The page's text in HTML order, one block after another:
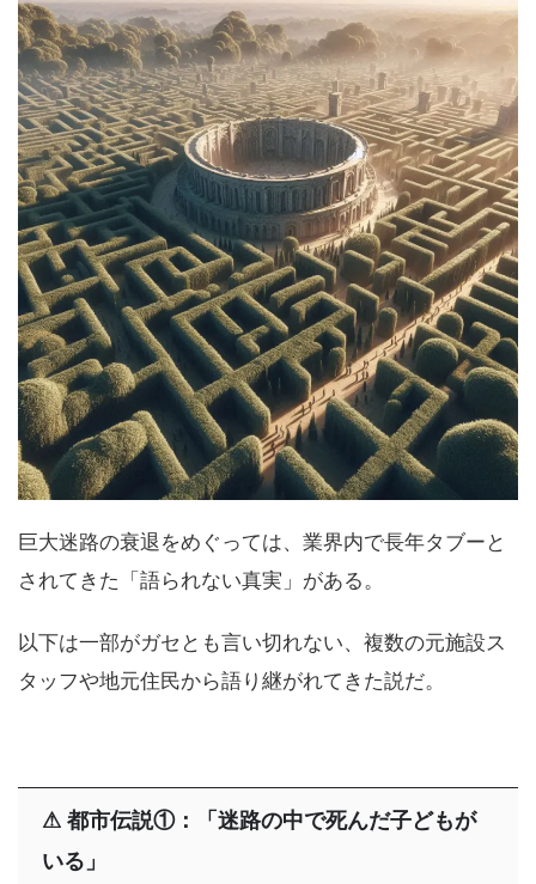
巨大迷路の衰退をめぐっては、業界内で長年タブーと
されてきた「語られない真実」がある。
以下は一部がガセとも言い切れない、複数の元施設ス
タッフや地元住民から語り継がれてきた説だ。
⚠ 都市伝説①：「迷路の中で死んだ子どもが
いる」